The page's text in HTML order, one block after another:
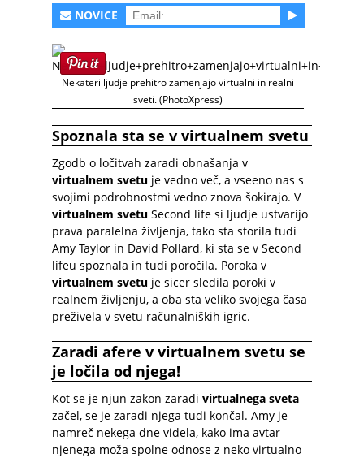
NOVICE
Nekateri ljudje prehitro zamenjajo virtualni in realni
sveti. (PhotoXpress)
Spoznala sta se v virtualnem svetu
Zgodb o ločitvah zaradi obnašanja v
virtualnem svetu je vedno več, a vseeno nas s
svojimi podrobnostmi vedno znova šokirajo. V
virtualnem svetu Second life si ljudje ustvarijo
prava paralelna življenja, tako sta storila tudi
Amy Taylor in David Pollard, ki sta se v Second
lifeu spoznala in tudi poročila. Poroka v
virtualnem svetu je sicer sledila poroki v
realnem življenju, a oba sta veliko svojega časa
preživela v svetu računalniških igric.
Zaradi afere v virtualnem svetu se
je ločila od njega!
Kot se je njun zakon zaradi virtualnega sveta
začel, se je zaradi njega tudi končal. Amy je
namreč nekega dne videla, kako ima avtar
njenega moža spolne odnose z neko virtualno